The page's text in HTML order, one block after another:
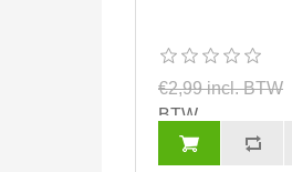
€2,99 incl. BTW
BTW